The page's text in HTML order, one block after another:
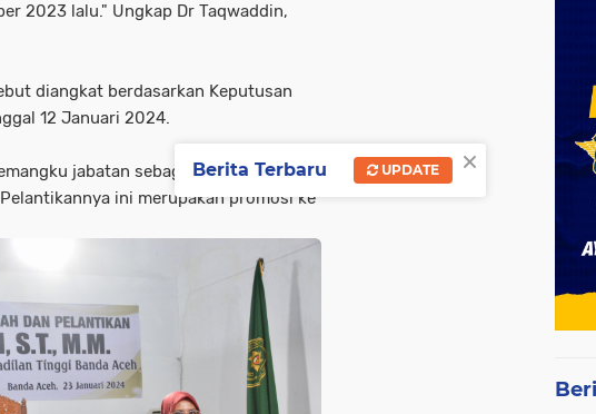
2023 lalu." Ungkap Dr Taqwaddin,
diangkat berdasarkan Keputusan
12 Januari 2024.
jabatan sebagai Kepala Bagian
ini merupakan promosi ke
×
Berita Terbaru UPDATE